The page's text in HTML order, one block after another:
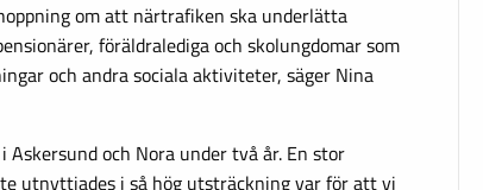
om att närtrafiken ska underlätta
föräldralediga och skolungdomar som
och andra sociala aktiviteter, säger Nina
och Nora under två år. En stor
utnyttjades i så hög utsträckning var för att vi